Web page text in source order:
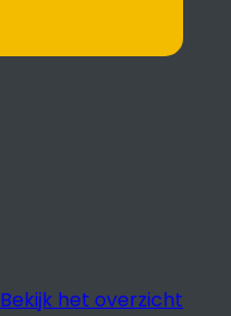
Bekijk het overzicht